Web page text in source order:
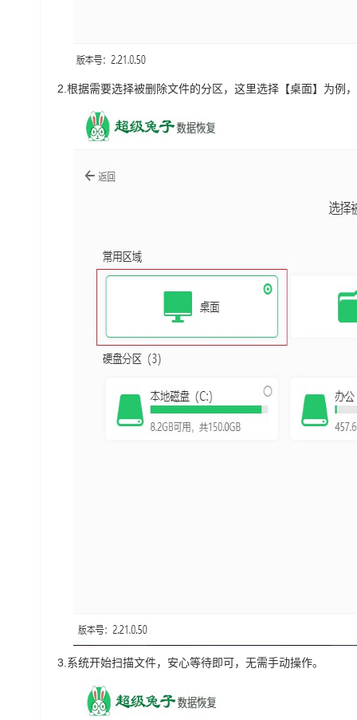
2. 根据需要选择被删除文件的分区，这里选择【桌面】为例
3. 系统开始扫描文件，安心等待即可，无需手动操作。